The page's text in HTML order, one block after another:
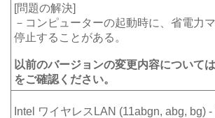
[問題の解決]
－コンピューターの起動時に、省電力
停止することがある。
以前のバージョンの変更内容について
をご確認ください。
Intel ワイヤレスLAN (11abgn, abg, bg)